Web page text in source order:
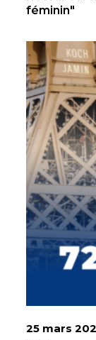
féminin"
25 mars